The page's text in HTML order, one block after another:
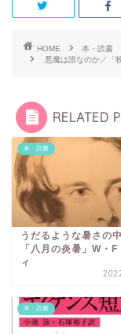
HOME
本・読書
悪魔は誰なのか／「
RELATED
本・読書
うだるような暑さの
「八月の炎暑」W・
ィ
本・読書